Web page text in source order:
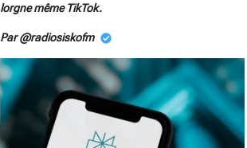
lorgne même TikTok.
Par @radiosiskofm